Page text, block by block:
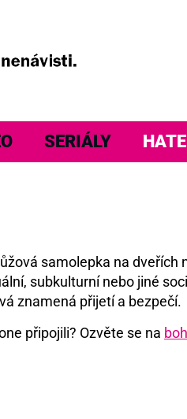
SERIÁLY
samolepka na
subkulturní nebo jiné
znamená přijetí a bezpečí.
připojili? Ozvěte se na